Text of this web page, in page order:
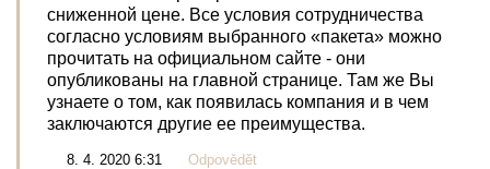
сниженной цене. Все условия сотрудничества
согласно условиям выбранного «пакета» можно
прочитать на официальном сайте - они
опубликованы на главной странице. Там же Вы
узнаете о том, как появилась компания и в чем
заключаются другие ее преимущества.
8. 4. 2020 6:31 Odpovědět